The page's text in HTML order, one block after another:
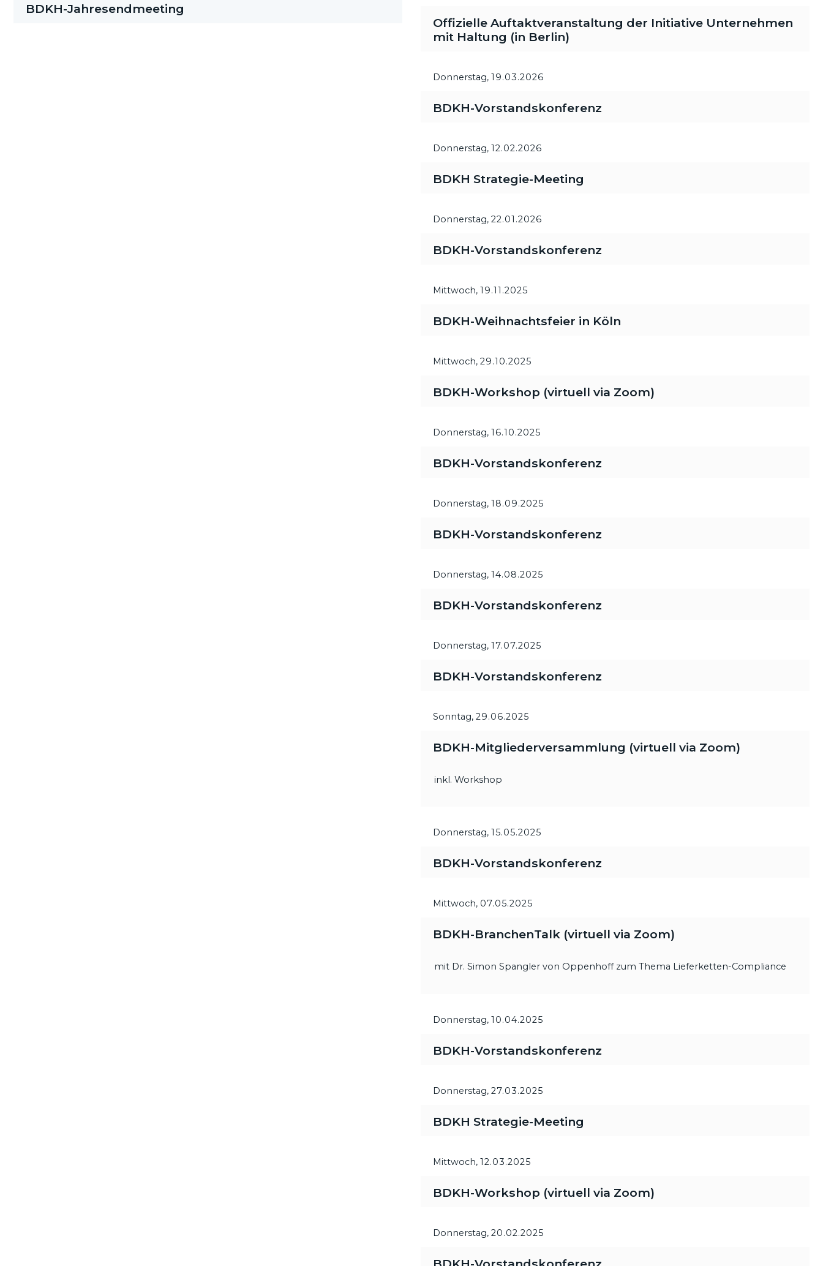
BDKH-Jahresendmeeting
Offizielle Auftaktveranstaltung der Initiative Unternehmen
mit Haltung (in Berlin)
Donnerstag, 19.03.2026
BDKH-Vorstandskonferenz
Donnerstag, 12.02.2026
BDKH Strategie-Meeting
Donnerstag, 22.01.2026
BDKH-Vorstandskonferenz
Mittwoch, 19.11.2025
BDKH-Weihnachtsfeier in Köln
Mittwoch, 29.10.2025
BDKH-Workshop (virtuell via Zoom)
Donnerstag, 16.10.2025
BDKH-Vorstandskonferenz
Donnerstag, 18.09.2025
BDKH-Vorstandskonferenz
Donnerstag, 14.08.2025
BDKH-Vorstandskonferenz
Donnerstag, 17.07.2025
BDKH-Vorstandskonferenz
Sonntag, 29.06.2025
BDKH-Mitgliederversammlung (virtuell via Zoom)
inkl. Workshop
Donnerstag, 15.05.2025
BDKH-Vorstandskonferenz
Mittwoch, 07.05.2025
BDKH-BranchenTalk (virtuell via Zoom)
mit Dr. Simon Spangler von Oppenhoff zum Thema Lieferketten-Compliance
Donnerstag, 10.04.2025
BDKH-Vorstandskonferenz
Donnerstag, 27.03.2025
BDKH Strategie-Meeting
Mittwoch, 12.03.2025
BDKH-Workshop (virtuell via Zoom)
Donnerstag, 20.02.2025